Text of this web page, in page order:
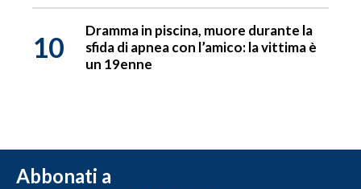
10
Dramma in piscina, muore durante la
sfida di apnea con l’amico: la vittima è
un 19enne
Abbonati a